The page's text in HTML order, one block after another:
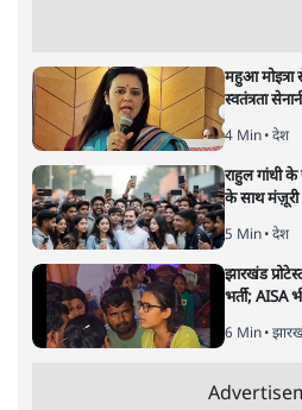
महुआ मोइत्रा
स्वतंत्रता
4 Min• देश
राहुल गांधी
के साथ मंज़ूरी
5 Min• देश
झारखंड
भर्ती; AISA
6 Min•